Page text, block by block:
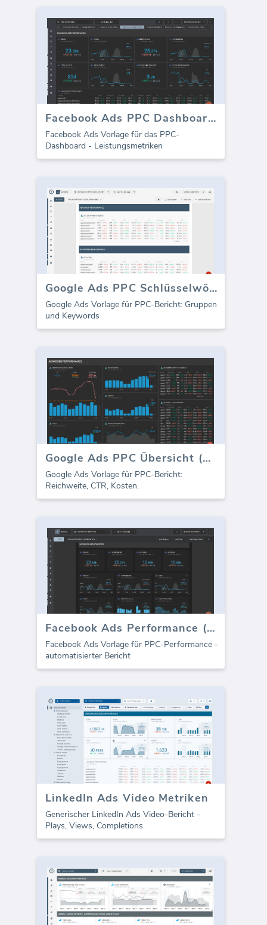
Facebook Ads PPC Dashboard - Leistung
Facebook Ads Vorlage für das PPC-
Dashboard - Leistungsmetriken
Google Ads PPC Schlüsselwörter (Bericht)
Google Ads Vorlage für PPC-Bericht: Gruppen
und Keywords
Google Ads PPC Übersicht (Bericht)
Google Ads Vorlage für PPC-Bericht:
Reichweite, CTR, Kosten.
Facebook Ads Performance (Bericht)
Facebook Ads Vorlage für PPC-Performance -
automatisierter Bericht
LinkedIn Ads Video Metriken
Generischer LinkedIn Ads Video-Bericht -
Plays, Views, Completions.